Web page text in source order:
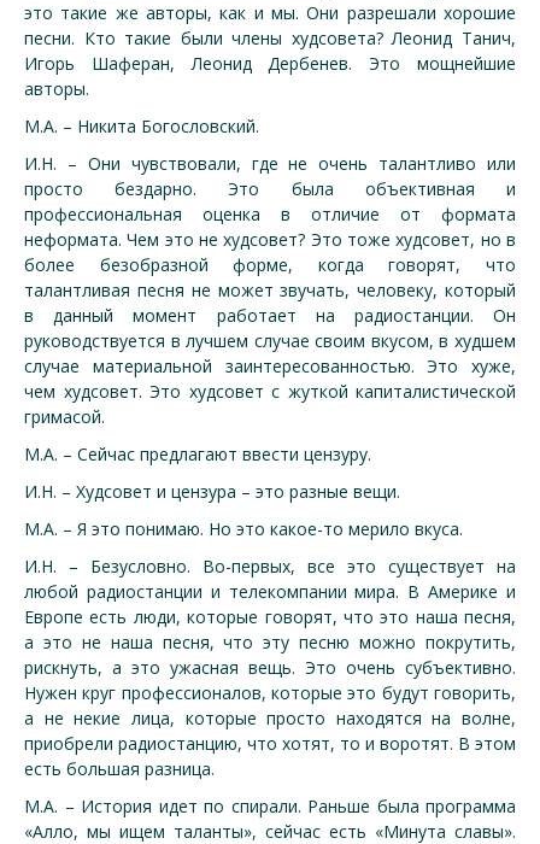
это такие же авторы, как и мы. Они разрешали хорошие
песни. Кто такие были члены худсовета? Леонид Танич,
Игорь Шаферан, Леонид Дербенев. Это мощнейшие
авторы.
М.А. – Никита Богословский.
И.Н. – Они чувствовали, где не очень талантливо или
просто бездарно. Это была объективная и
профессиональная оценка в отличие от формата
неформата. Чем это не худсовет? Это тоже худсовет, но в
более безобразной форме, когда говорят, что
талантливая песня не может звучать, человеку, который
в данный момент работает на радиостанции. Он
руководствуется в лучшем случае своим вкусом, в худшем
случае материальной заинтересованностью. Это хуже,
чем худсовет. Это худсовет с жуткой капиталистической
гримасой.
М.А. – Сейчас предлагают ввести цензуру.
И.Н. – Худсовет и цензура – это разные вещи.
М.А. – Я это понимаю. Но это какое-то мерило вкуса.
И.Н. – Безусловно. Во-первых, все это существует на
любой радиостанции и телекомпании мира. В Америке и
Европе есть люди, которые говорят, что это наша песня,
а это не наша песня, что эту песню можно покрутить,
рискнуть, а это ужасная вещь. Это очень субъективно.
Нужен круг профессионалов, которые это будут говорить,
а не некие лица, которые просто находятся на волне,
приобрели радиостанцию, что хотят, то и воротят. В этом
есть большая разница.
М.А. – История идет по спирали. Раньше была программа
«Алло, мы ищем таланты», сейчас есть «Минута славы».